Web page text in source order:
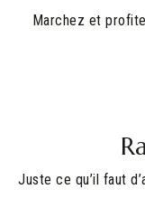
Marchez et
Juste ce qu’il faut